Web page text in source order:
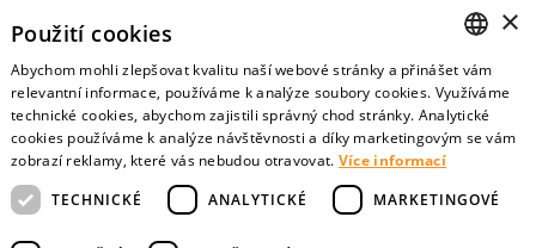
představy o konci života
Data o umírání
CZECH
ENGLISH
×
Použití cookies
Abychom mohli zlepšovat kvalitu naší webové stránky a přinášet vám
relevantní informace, používáme k analýze soubory cookies. Využíváme
technické cookies, abychom zajistili správný chod stránky. Analytické
cookies používáme k analýze návštěvnosti a díky marketingovým se vám
zobrazí reklamy, které vás nebudou otravovat. Více informací
TECHNICKÉ
ANALYTICKÉ MARKETINGOVÉ